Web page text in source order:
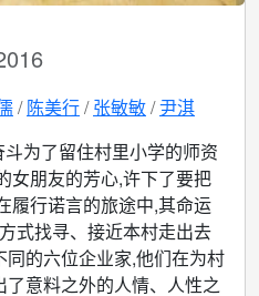
陈美行 张敏敏 尹淇
为了留住村里小学的师资
女朋友的芳心,许下了要把
履行诺言的旅途中,其命运
式找寻、接近本村走出去
的六位企业家,他们在为村
意料之外的人情、人性之